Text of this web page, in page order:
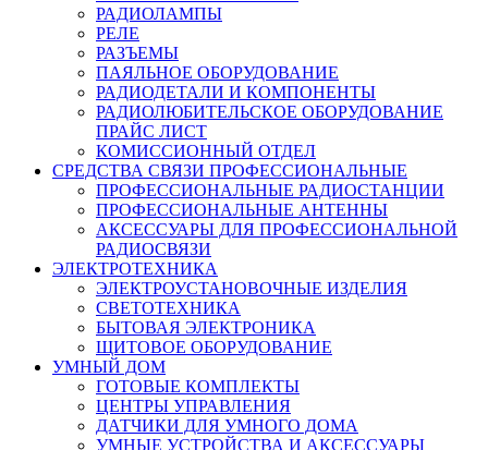
РАДИОЛАМПЫ
РЕЛЕ
РАЗЪЕМЫ
ПАЯЛЬНОЕ ОБОРУДОВАНИЕ
РАДИОДЕТАЛИ И КОМПОНЕНТЫ
РАДИОЛЮБИТЕЛЬСКОЕ ОБОРУДОВАНИЕ
ПРАЙС ЛИСТ
КОМИССИОННЫЙ ОТДЕЛ
СРЕДСТВА СВЯЗИ ПРОФЕССИОНАЛЬНЫЕ
ПРОФЕССИОНАЛЬНЫЕ РАДИОСТАНЦИИ
ПРОФЕССИОНАЛЬНЫЕ АНТЕННЫ
АКСЕССУАРЫ ДЛЯ ПРОФЕССИОНАЛЬНОЙ
РАДИОСВЯЗИ
ЭЛЕКТРОТЕХНИКА
ЭЛЕКТРОУСТАНОВОЧНЫЕ ИЗДЕЛИЯ
СВЕТОТЕХНИКА
БЫТОВАЯ ЭЛЕКТРОНИКА
ЩИТОВОЕ ОБОРУДОВАНИЕ
УМНЫЙ ДОМ
ГОТОВЫЕ КОМПЛЕКТЫ
ЦЕНТРЫ УПРАВЛЕНИЯ
ДАТЧИКИ ДЛЯ УМНОГО ДОМА
УМНЫЕ УСТРОЙСТВА И АКСЕССУАРЫ